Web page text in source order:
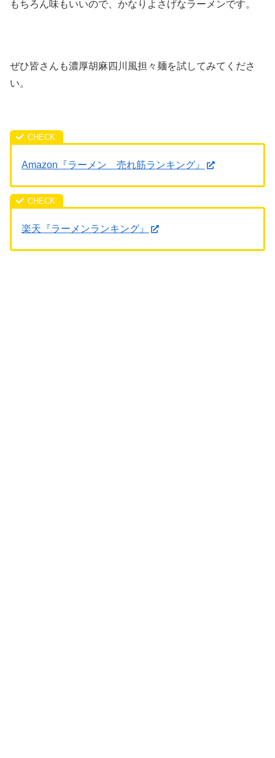
もちろん味もいいので、かなりよさげなラーメンです。
ぜひ皆さんも濃厚胡麻四川風担々麺を試してみてくださ
い。
Amazon『ラーメン 売れ筋ランキング』
楽天『ラーメンランキング』